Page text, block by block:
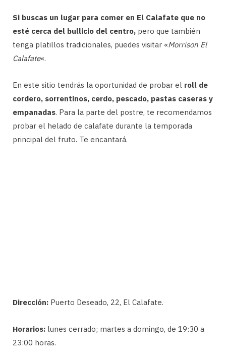
Si buscas un lugar para comer en El Calafate que no
esté cerca del bullicio del centro, pero que también
tenga platillos tradicionales, puedes visitar «Morrison El
Calafate«.
En este sitio tendrás la oportunidad de probar el roll de
cordero, sorrentinos, cerdo, pescado, pastas caseras y
empanadas. Para la parte del postre, te recomendamos
probar el helado de calafate durante la temporada
principal del fruto. Te encantará.
Dirección: Puerto Deseado, 22, El Calafate.
Horarios: lunes cerrado; martes a domingo, de 19:30 a
23:00 horas.